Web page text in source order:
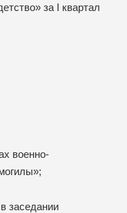
за I квартал
военно-
заседании